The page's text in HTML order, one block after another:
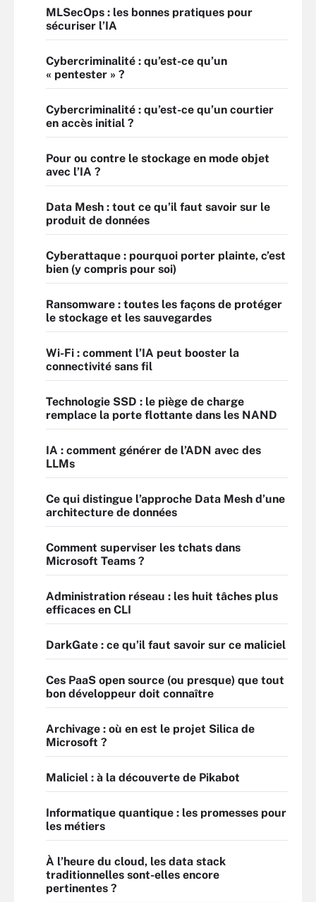
MLSecOps : les bonnes pratiques pour
sécuriser l’IA
Cybercriminalité : qu’est-ce qu’un
« pentester » ?
Cybercriminalité : qu’est-ce qu’un courtier
en accès initial ?
Pour ou contre le stockage en mode objet
avec l’IA ?
Data Mesh : tout ce qu’il faut savoir sur le
produit de données
Cyberattaque : pourquoi porter plainte, c’est
bien (y compris pour soi)
Ransomware : toutes les façons de protéger
le stockage et les sauvegardes
Wi-Fi : comment l’IA peut booster la
connectivité sans fil
Technologie SSD : le piège de charge
remplace la porte flottante dans les NAND
IA : comment générer de l’ADN avec des
LLMs
Ce qui distingue l’approche Data Mesh d’une
architecture de données
Comment superviser les tchats dans
Microsoft Teams ?
Administration réseau : les huit tâches plus
efficaces en CLI
DarkGate : ce qu’il faut savoir sur ce maliciel
Ces PaaS open source (ou presque) que tout
bon développeur doit connaître
Archivage : où en est le projet Silica de
Microsoft ?
Maliciel : à la découverte de Pikabot
Informatique quantique : les promesses pour
les métiers
À l’heure du cloud, les data stack
traditionnelles sont-elles encore
pertinentes ?